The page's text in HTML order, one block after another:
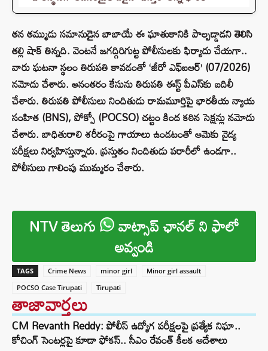
తన తమ్ముడు సమానుడైన బాబాయే ఈ ఘాతుకానికి పాల్పడ్డాడని తెలిసి
తల్లి షాక్ తిన్నది. వెంటనే జగద్గిరిగుట్ట పోలీసులకు ఫిర్యాదు చేయగా..
వారు ఘటనా స్థలం తిరుపతి కావడంతో ‘జీరో ఎఫ్ఐఆర్’ (07/2026)
నమోదు చేశారు. అనంతరం కేసును తిరుపతి ఈస్ట్ పీఎస్‌కు బదిలీ
చేశారు. తిరుపతి పోలీసులు నిందితుడు రామమూర్తిపై భారతీయ న్యాయ
సంహిత (BNS), పోక్సో (POCSO) చట్టం కింద కఠిన సెక్షన్లు నమోదు
చేశారు. బాధితురాలి శరీరంపై గాయాలు ఉండటంతో ఆమెకు వైద్య
పరీక్షలు నిర్వహిస్తున్నారు. ప్రస్తుతం నిందితుడు పరారీలో ఉండగా..
పోలీసులు గాలింపు ముమ్మరం చేశారు.
NTV తెలుగు వాట్సాప్ ఛానల్ ని ఫాలో
అవ్వండి
TAGS Crime News minor girl
Minor girl assault
POCSO Case Tirupati
Tirupati
తాజావార్తలు
CM Revanth Reddy: పోలీస్ ఉద్యోగ పరీక్షలపై ప్రత్యేక నిఘా..
కోచింగ్ సెంటర్లపై కూడా ఫోకస్.. సీఎం రేవంత్ కీలక ఆదేశాలు